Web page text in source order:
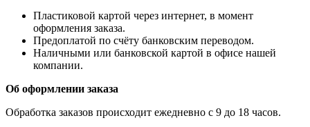
​Пластиковой картой через интернет, в момент
оформления заказа.
​Предоплатой по счёту банковским переводом.
​Наличными или банковской картой в офисе нашей
компании.
Об оформлении заказа
Обработка заказов происходит ежедневно с 9 до 18 часов.